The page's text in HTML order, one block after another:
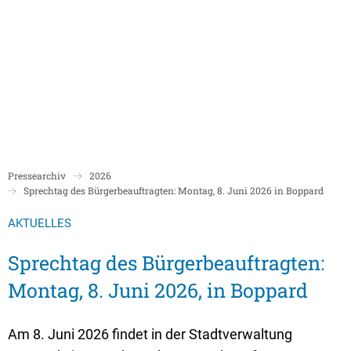
Mandatsträger/innen
Ratsinformation LOGIN für Mandatsträger
Sitzungskalender
Sitzungsbekanntmachungen
Stadtentwicklung/Konzepte
Klimaschutz in Boppard
Pressemitteilungen
Öffentliche Bekanntmachungen
Museum
Gleichstellungsbeauftragte
Ukrainehilfe
Ortsbezirke
Freizeit, Kultur und Tourismus
Freibad
Stadthalle
Pressearchiv
2026
Sprechtag des Bürgerbeauftragten: Montag, 8. Juni 2026 in Boppard
AKTUELLES
Sprechtag des Bürgerbeauftragten:
Montag, 8. Juni 2026, in Boppard
Am 8. Juni 2026 findet in der Stadtverwaltung